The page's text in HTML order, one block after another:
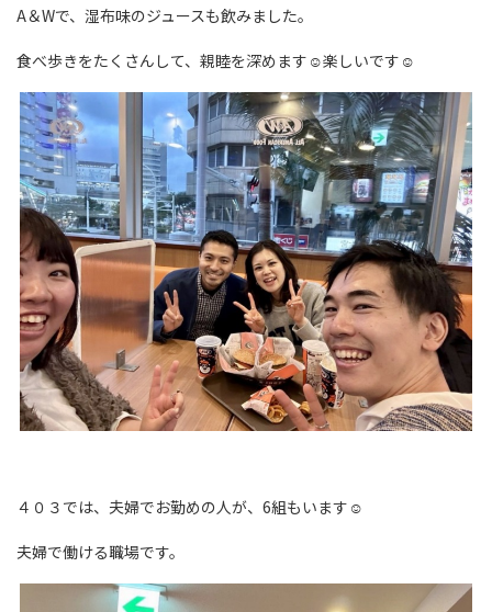
A＆Wで、湿布味のジュースも飲みました。
食べ歩きをたくさんして、親睦を深めます☺楽しいです☺
４０３では、夫婦でお勤めの人が、6組もいます☺
夫婦で働ける職場です。